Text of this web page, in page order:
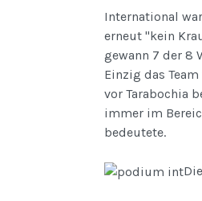
International
erneut "kein
gewann 7 der 8
Einzig das
vor Tarabochia
immer im
bedeutete.